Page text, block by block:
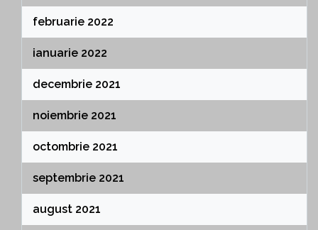
februarie 2022
ianuarie 2022
decembrie 2021
noiembrie 2021
octombrie 2021
septembrie 2021
august 2021